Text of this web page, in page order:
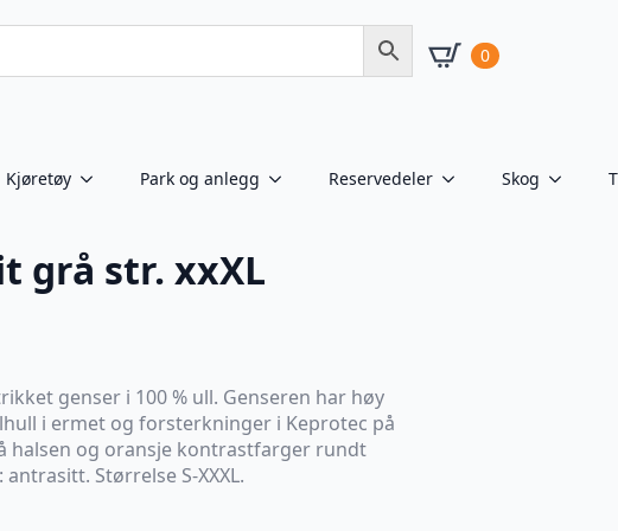
0
Kjøretøy Park og anlegg Reservedeler Skog
grå str. xxXL
genser i 100 % ull. Genseren har høy
i ermet og forsterkninger i Keprotec på
halsen og oransje kontrastfarger rundt
Størrelse S-XXXL.